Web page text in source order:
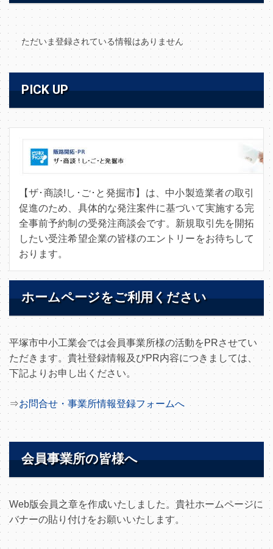
ただいま登録されている情報はありません
PICK UP
【ザ･商談!し･ご･と発掘市】は、中小製造業者の取引
促進のため、具体的な発注案件に基づいて実施する完
全事前予約制の受発注商談会です。新規取引先を開拓
したい受注希望企業の皆様のエントリーをお待ちして
おります。
ホームページをご利用ください
平塚市中小工業会では会員事業所様の活動をPRさせてい
ただきます。貴社登録情報及びPR内容につきましては、
下記よりお申し出ください。
⇒お問合せ・事業所情報登録フォームへ
会員事業所の皆様へ
Web版会員之章を作成いたしました。貴社ホームページに
バナーの貼り付けをお願いいたします。